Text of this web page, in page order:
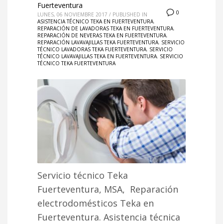
0
Fuerteventura
LUNES, 06 NOVIEMBRE 2017 / PUBLISHED IN
ASISTENCIA TÉCNICO TEKA EN FUERTEVENTURA,
REPARACIÓN DE LAVADORAS TEKA EN FUERTEVENTURA,
REPARACIÓN DE NEVERAS TEKA EN FUERTEVENTURA,
REPARACIÓN LAVAVAJILLAS TEKA FUERTEVENTURA, SERVICIO
TÉCNICO LAVADORAS TEKA FUERTEVENTURA, SERVICIO
TÉCNICO LAVAVAJILLAS TEKA EN FUERTEVENTURA, SERVICIO
TÉCNICO TEKA FUERTEVENTURA
Servicio técnico Teka
Fuerteventura, MSA, Reparación
electrodomésticos Teka en
Fuerteventura. Asistencia técnica